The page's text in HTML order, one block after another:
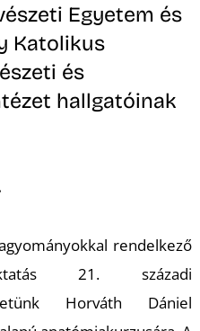
Egyetem és
Katolikus
és
hallgatóinak
rendelkező
21. századi
Horváth Dániel